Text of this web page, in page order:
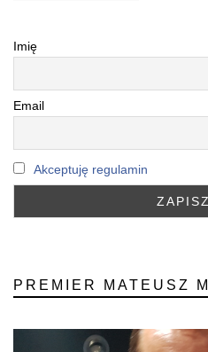
Imię
Email
Akceptuję regulamin
PREMIER MATEUSZ